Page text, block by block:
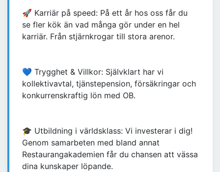
🚀 Karriär på speed: På ett år hos oss får du
se fler kök än vad många gör under en hel
karriär. Från stjärnkrogar till stora arenor.
💙 Trygghet & Villkor: Självklart har vi
kollektivavtal, tjänstepension, försäkringar och
konkurrenskraftig lön med OB.
🎓 Utbildning i världsklass: Vi investerar i dig!
Genom samarbeten med bland annat
Restaurangakademien får du chansen att vässa
dina kunskaper löpande.